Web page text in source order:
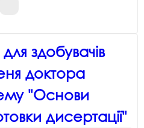
здобувачів
доктора
"Основи
дисертації"